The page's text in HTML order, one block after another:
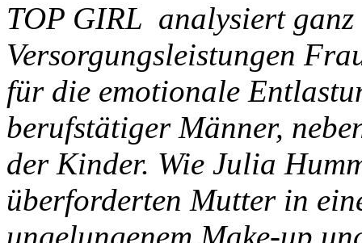
TOP GIRL analysiert ganz
Versorgungsleistungen
für die emotionale
berufstätiger Männer,
der Kinder. Wie Julia
überforderten Mutter in